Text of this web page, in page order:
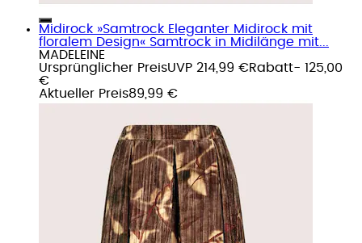
Midirock »Samtrock Eleganter Midirock mit
floralem Design« Samtrock in Midilänge mit...
MADELEINE
Ursprünglicher PreisUVP 214,99 €Rabatt- 125,00
€
Aktueller Preis89,99 €